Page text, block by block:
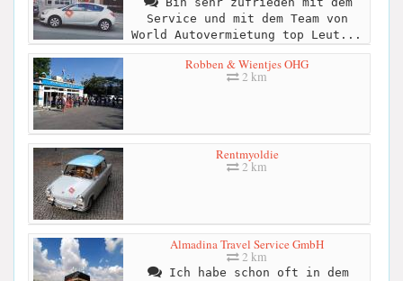
Service und mit dem Team von
World Autovermietung top Leut...
Robben & Wientjes OHG
2 km
Rentmyoldie
2 km
Almadina Travel Service GmbH
2 km
Ich habe schon oft in dem